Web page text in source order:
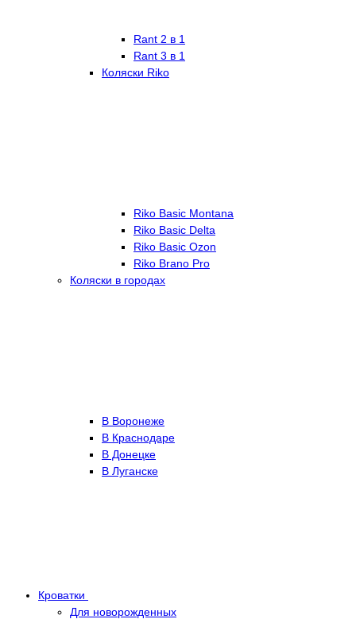
Rant 2 в 1
Rant 3 в 1
Коляски Riko
Riko Basic Montana
Riko Basic Delta
Riko Basic Ozon
Riko Brano Pro
Коляски в городах
В Воронеже
В Краснодаре
В Донецке
В Луганске
Кроватки
Для новорожденных